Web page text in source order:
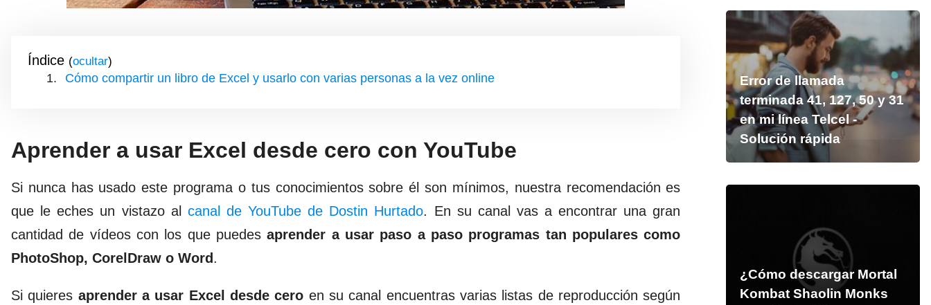
Índice ( )
Cómo compartir un libro de Excel y usarlo con varias personas a la vez online
Aprender a usar Excel desde cero con YouTube
Si nunca has usado este programa o tus conocimientos sobre él son mínimos, nuestra recomendación es
que le eches un vistazo al canal de YouTube de Dostin Hurtado. En su canal vas a encontrar una gran
cantidad de vídeos con los que puedesaprender a usar paso a paso programas tan populares como
PhotoShop, CorelDraw o Word.
Si quieres aprender a usar Excel desde cero en su canal encuentras varias listas de reproducción según
Error de llamada
terminada 41, 127, 50 y 31
en mi línea Telcel -
Solución rápida
¿Cómo descargar Mortal
Kombat Shaolin Monks